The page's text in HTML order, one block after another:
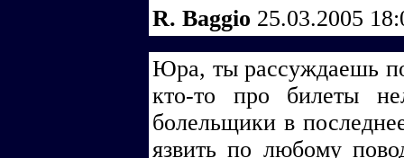
R. Baggio 25.03.2005
Юра, ты рассуждаешь
кто-то про билеты
болельщики в
язвить по любому